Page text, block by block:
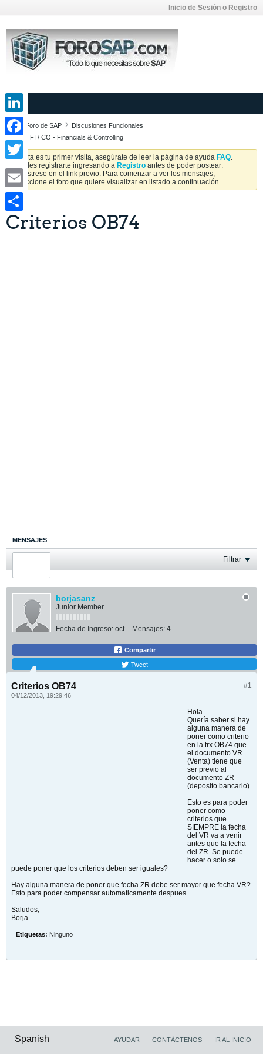
Inicio de Sesión o Registro
Foro de SAP
Discusiones Funcionales
SAP FI / CO - Financials & Controlling
Si esta es tu primer visita, asegúrate de leer la página de ayuda FAQ.
Puedes registrarte ingresando a Registro antes de poder postear:
Regístrese en el link previo. Para comenzar a ver los mensajes,
seleccione el foro que quiere visualizar en listado a continuación.
Criterios OB74
MENSAJES
ÚLTIMA ACTIVIDAD Filtrar
borjasanz
Junior Member
Fecha de Ingreso: oct Mensajes: 4
Compartir
Tweet
#1
Criterios OB74
04/12/2013, 19:29:46
Hola.
Quería saber si hay
alguna manera de
poner como criterio
en la trx OB74 que
el documento VR
(Venta) tiene que
ser previo al
documento ZR
(deposito bancario).
Esto es para poder
poner como
criterios que
SIEMPRE la fecha
del VR va a venir
antes que la fecha
del ZR. Se puede
hacer o solo se
puede poner que los criterios deben ser iguales?
Hay alguna manera de poner que fecha ZR debe ser mayor que fecha VR?
Esto para poder compensar automaticamente despues.
Saludos,
Borja.
Etiquetas: Ninguno
LinkedIn
Facebook
Twitter
Email
Share
Spanish AYUDAR CONTÁCTENOS IR AL INICIO